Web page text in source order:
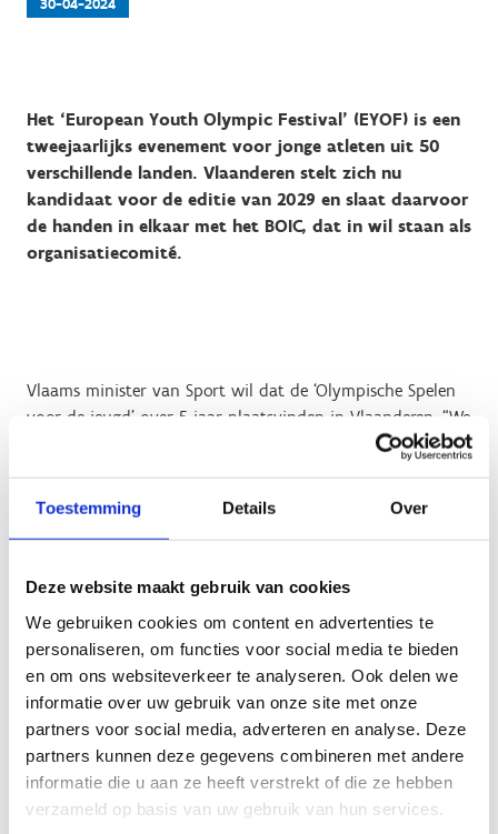
Toestemming Details Over
Deze website maakt gebruik van cookies
We gebruiken cookies om content en advertenties te
personaliseren, om functies voor social media te bieden
en om ons websiteverkeer te analyseren. Ook delen we
informatie over uw gebruik van onze site met onze
partners voor social media, adverteren en analyse. Deze
partners kunnen deze gegevens combineren met andere
informatie die u aan ze heeft verstrekt of die ze hebben
verzameld op basis van uw gebruik van hun services.
30-04-2024
Het ‘European Youth Olympic Festival’ (EYOF) is een
tweejaarlijks evenement voor jonge atleten uit 50
verschillende landen. Vlaanderen stelt zich nu
kandidaat voor de editie van 2029 en slaat daarvoor
de handen in elkaar met het BOIC, dat in wil staan als
organisatiecomité.
Vlaams minister van Sport wil dat de ‘Olympische Spelen
voor de jeugd’ over 5 jaar plaatsvinden in Vlaanderen. “We
gaan onze jonge topsporters de kans geven om te
Olympische Spelen zijn een maatje te groot voor
Vlaanderen, maar dit jeugdfestival is ideaal om onze jonge
thuispubliek gaat het altijd kriebelen om zelf te bewegen.”
Het ‘European Youth Olympic Festival’ (EYOF) is het
geesteskind van voormalig IOF-voorzitter Jacques Rogge
en werd in 1991 voor het eerst georganiseerd in Brussel.
Sindsdien gaan deze ‘Olympische Spelen voor de jeugd’
elke 2 jaar door in een andere stad of regio. Jonge
topsporters tussen 14 en 18 jaar uit 10 verschillende
sportdisciplines nemen het in de loop van juli 7 dagen
lang tegen elkaar op. Het EYOF lokt telkens meer dan